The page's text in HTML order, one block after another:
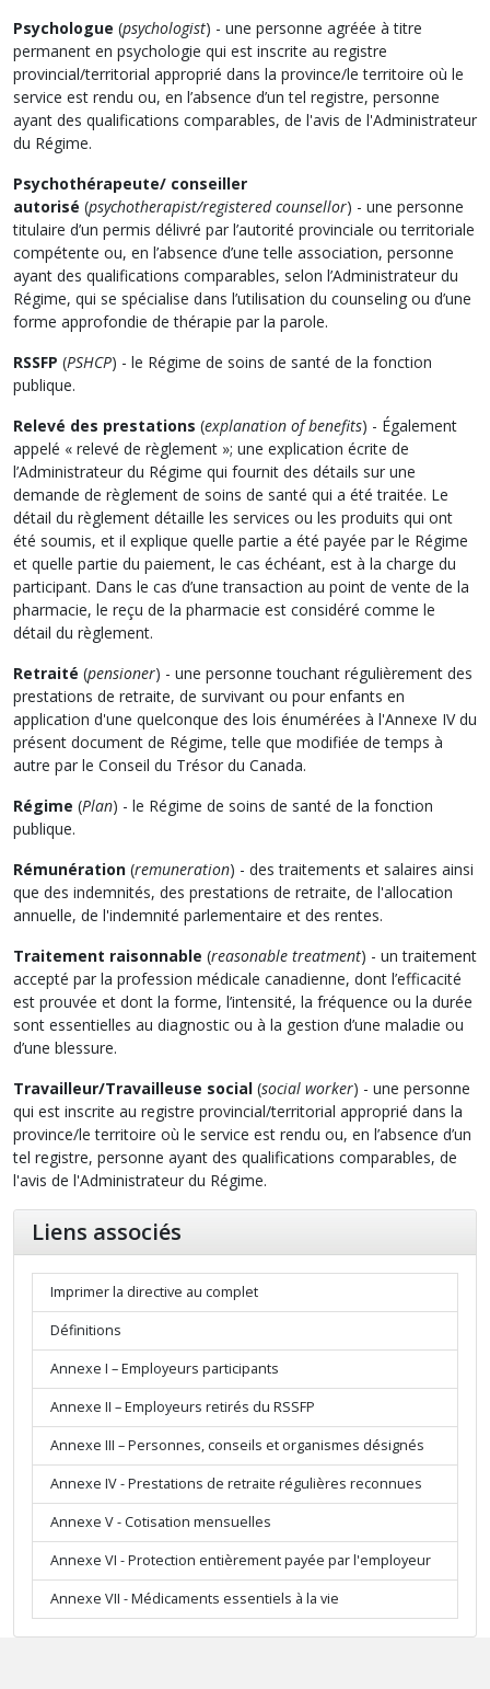
Psychologue (psychologist) - une personne agréée à titre
permanent en psychologie qui est inscrite au registre
provincial/territorial approprié dans la province/le territoire où le
service est rendu ou, en l’absence d’un tel registre, personne
ayant des qualifications comparables, de l'avis de l'Administrateur
du Régime.
Psychothérapeute/ conseiller
autorisé (psychotherapist/registered counsellor) - une personne
titulaire d’un permis délivré par l’autorité provinciale ou territoriale
compétente ou, en l’absence d’une telle association, personne
ayant des qualifications comparables, selon l’Administrateur du
Régime, qui se spécialise dans l’utilisation du counseling ou d’une
forme approfondie de thérapie par la parole.
RSSFP (PSHCP) - le Régime de soins de santé de la fonction
publique.
Relevé des prestations (explanation of benefits) - Également
appelé « relevé de règlement »; une explication écrite de
l’Administrateur du Régime qui fournit des détails sur une
demande de règlement de soins de santé qui a été traitée. Le
détail du règlement détaille les services ou les produits qui ont
été soumis, et il explique quelle partie a été payée par le Régime
et quelle partie du paiement, le cas échéant, est à la charge du
participant. Dans le cas d’une transaction au point de vente de la
pharmacie, le reçu de la pharmacie est considéré comme le
détail du règlement.
Retraité (pensioner) - une personne touchant régulièrement des
prestations de retraite, de survivant ou pour enfants en
application d'une quelconque des lois énumérées à l'Annexe IV du
présent document de Régime, telle que modifiée de temps à
autre par le Conseil du Trésor du Canada.
Régime (Plan) - le Régime de soins de santé de la fonction
publique.
Rémunération (remuneration) - des traitements et salaires ainsi
que des indemnités, des prestations de retraite, de l'allocation
annuelle, de l'indemnité parlementaire et des rentes.
Traitement raisonnable (reasonable treatment) - un traitement
accepté par la profession médicale canadienne, dont l’efficacité
est prouvée et dont la forme, l’intensité, la fréquence ou la durée
sont essentielles au diagnostic ou à la gestion d’une maladie ou
d’une blessure.
Travailleur/Travailleuse social (social worker) - une personne
qui est inscrite au registre provincial/territorial approprié dans la
province/le territoire où le service est rendu ou, en l’absence d’un
tel registre, personne ayant des qualifications comparables, de
l'avis de l'Administrateur du Régime.
Liens associés
Imprimer la directive au complet
Définitions
Annexe I – Employeurs participants
Annexe II – Employeurs retirés du RSSFP
Annexe III – Personnes, conseils et organismes désignés
Annexe IV - Prestations de retraite régulières reconnues
Annexe V - Cotisation mensuelles
Annexe VI - Protection entièrement payée par l'employeur
Annexe VII - Médicaments essentiels à la vie